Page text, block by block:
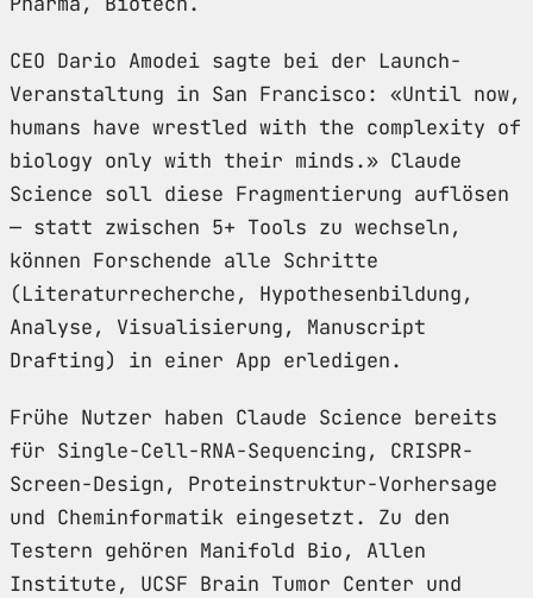
CEO Dario Amodei sagte bei der Launch-
Veranstaltung in San Francisco: «Until now,
humans have wrestled with the complexity of
biology only with their minds.» Claude
Science soll diese Fragmentierung auflösen
— statt zwischen 5+ Tools zu wechseln,
können Forschende alle Schritte
(Literaturrecherche, Hypothesenbildung,
Analyse, Visualisierung, Manuscript
Drafting) in einer App erledigen.
Frühe Nutzer haben Claude Science bereits
für Single-Cell-RNA-Sequencing, CRISPR-
Screen-Design, Proteinstruktur-Vorhersage
und Cheminformatik eingesetzt. Zu den
Testern gehören Manifold Bio, Allen
Institute, UCSF Brain Tumor Center und